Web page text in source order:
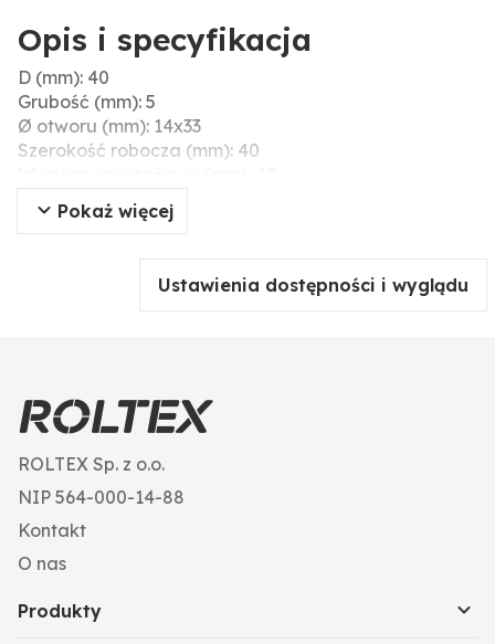
Opis i specyfikacja
D (mm): 40
Grubość (mm): 5
Ø otworu (mm): 14x33
Szerokość robocza (mm): 40
Szerokość (mm): 40
E (mm): 14x33
Długość (mm): 100
Pokaż więcej
Ustawienia dostępności i wyglądu
ROLTEX Sp. z o.o.
NIP 564-000-14-88
Kontakt
O nas
Produkty